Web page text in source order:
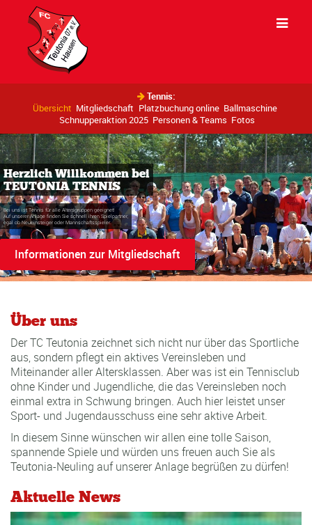
Tennis:
Übersicht Mitgliedschaft Platzbuchung online Ballmaschine
Schnupperaktion 2025 Personen & Teams Fotos
Herzlich Willkommen bei
TEUTONIA TENNIS
Bei uns ist Tennis für alle Altersgruppen geeignet!
Auf unserer Anlage finden Sie schnell ihren Spielpartner,
egal ob Neueinsteiger oder Mannschaftsspieler.
Informationen zur Mitgliedschaft
Über uns
Der TC Teutonia zeichnet sich nicht nur über das Sportliche
aus, sondern pflegt ein aktives Vereinsleben und
Miteinander aller Altersklassen. Aber was ist ein Tennisclub
ohne Kinder und Jugendliche, die das Vereinsleben noch
einmal extra in Schwung bringen. Auch hier leistet unser
Sport- und Jugendausschuss eine sehr aktive Arbeit.
In diesem Sinne wünschen wir allen eine tolle Saison,
spannende Spiele und würden uns freuen auch Sie als
Teutonia-Neuling auf unserer Anlage begrüßen zu dürfen!
Aktuelle News